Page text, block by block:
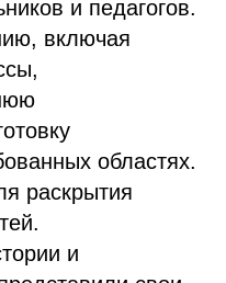
и педагогов.
включая
областях.
раскрытия
и